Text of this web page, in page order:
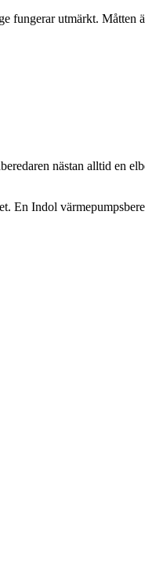
fungerar utmärkt.
nästan alltid en
En Indol